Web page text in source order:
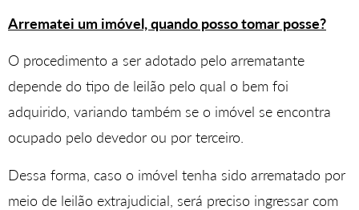
Arrematei um imóvel, quando posso tomar posse?
O procedimento a ser adotado pelo arrematante
depende do tipo de leilão pelo qual o bem foi
adquirido, variando também se o imóvel se encontra
ocupado pelo devedor ou por terceiro.
Dessa forma, caso o imóvel tenha sido arrematado por
meio de leilão extrajudicial, será preciso ingressar com